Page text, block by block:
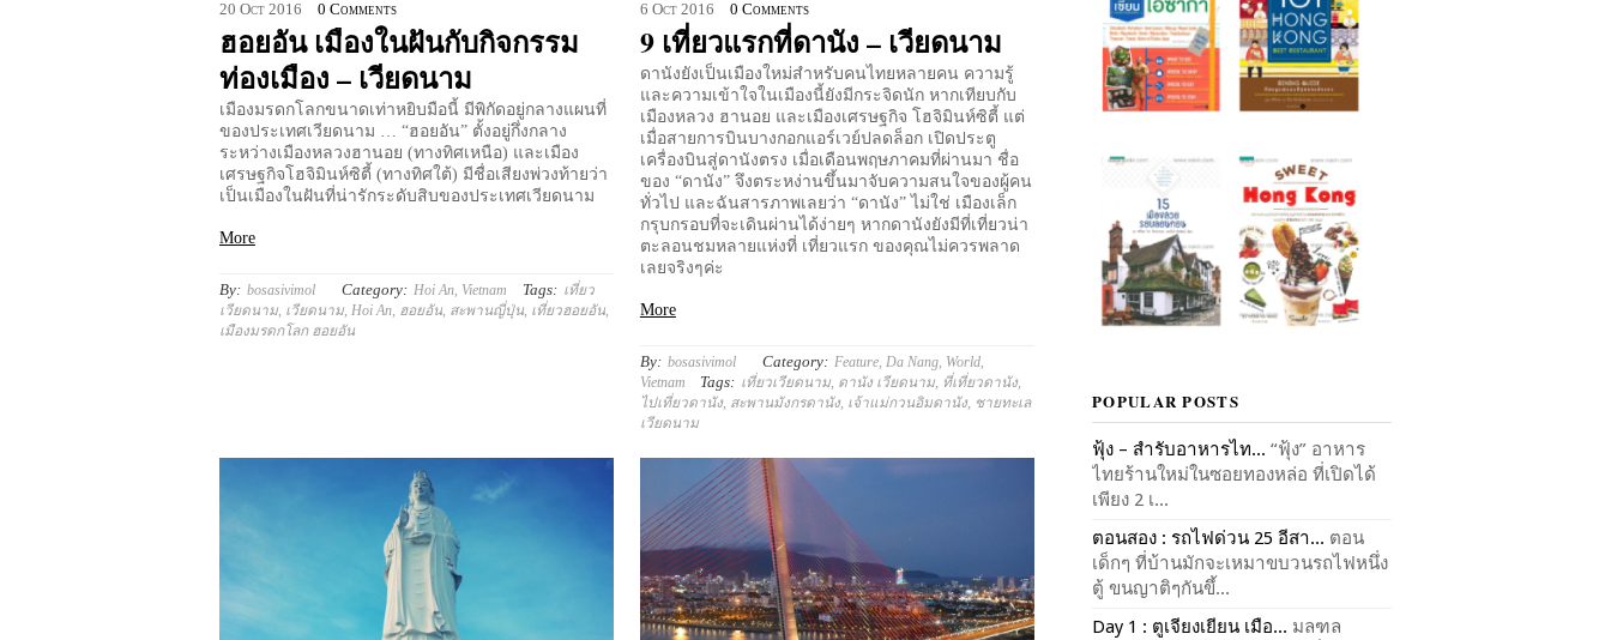
20 Oct 2016 0 Comments
ฮอยอัน เมืองในฝันกับกิจกรรม
ท่องเมือง – เวียดนาม
เมืองมรดกโลกขนาดเท่าหยิบมือนี้ มีพิกัดอยู่กลางแผนที่
ของประเทศเวียดนาม … “ฮอยอัน” ตั้งอยู่กึ่งกลาง
ระหว่างเมืองหลวงฮานอย (ทางทิศเหนือ) และเมือง
เศรษฐกิจโฮจิมินห์ซิตี้ (ทางทิศใต้) มีชื่อเสียงพ่วงท้ายว่า
เป็นเมืองในฝันที่น่ารักระดับสิบของประเทศเวียดนาม
More
By: bosasivimol Category: Hoi An, Vietnam Tags: เที่ยว
เวียดนาม, เวียดนาม, Hoi An, ฮอยอัน, สะพานญี่ปุ่น, เที่ยวฮอยอัน,
เมืองมรดกโลก ฮอยอัน
6 Oct 2016 0 Comments
9 เที่ยวแรกที่ดานัง – เวียดนาม
ดานังยังเป็นเมืองใหม่สำหรับคนไทยหลายคน ความรู้
และความเข้าใจในเมืองนี้ยังมีกระจิดนัก หากเทียบกับ
เมืองหลวง ฮานอย และเมืองเศรษฐกิจ โฮจิมินห์ซิตี้ แต่
เมื่อสายการบินบางกอกแอร์เวย์ปลดล็อก เปิดประตู
เครื่องบินสู่ดานังตรง เมื่อเดือนพฤษภาคมที่ผ่านมา ชื่อ
ของ “ดานัง” จึงตระหง่านขึ้นมาจับความสนใจของผู้คน
ทั่วไป และฉันสารภาพเลยว่า “ดานัง” ไม่ใช่ เมืองเล็ก
กรุบกรอบที่จะเดินผ่านได้ง่ายๆ หากดานังยังมีที่เที่ยวน่า
ตะลอนชมหลายแห่งที่ เที่ยวแรก ของคุณไม่ควรพลาด
เลยจริงๆค่ะ
More
By: bosasivimol Category: Feature, Da Nang, World,
Vietnam
Tags: เที่ยวเวียดนาม, ดานัง เวียดนาม, ที่เที่ยวดานัง,
ไปเที่ยวดานัง, สะพานมังกรดานัง, เจ้าแม่กวนอิมดานัง, ชายทะเล
เวียดนาม
POPULAR POSTS
ฟุ้ง – สำรับอาหารไท... “ฟุ้ง” อาหาร
ไทยร้านใหม่ในซอยทองหล่อ ที่เปิดได้
เพียง 2 เ...
ตอนสอง : รถไฟด่วน 25 อีสา... ตอน
เด็กๆ ที่บ้านมักจะเหมาขบวนรถไฟหนึ่ง
ตู้ ขนญาติๆกันขึ้...
Day 1 : ตูเจียงเยียน เมือ... มลฑล